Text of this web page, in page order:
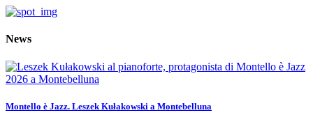
News
Montello è Jazz. Leszek Kułakowski a Montebelluna